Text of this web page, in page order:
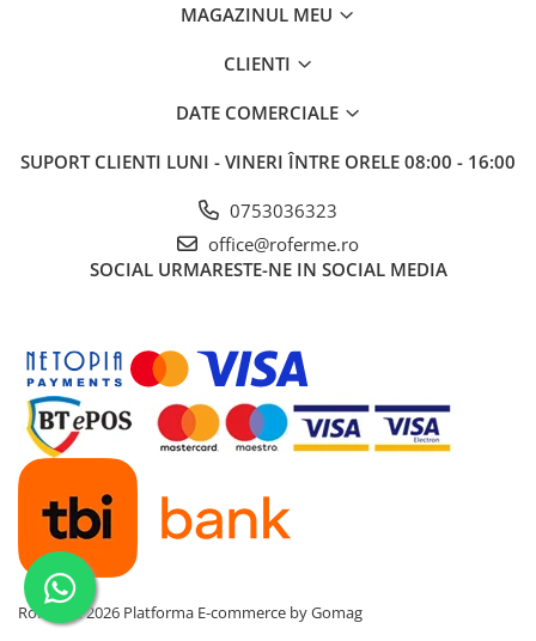
Baterii / Acumulatori
Chingi ancorare 10 tone
Chingi ancorare 5 tone
Intretinere
Spray-uri tehnice, vaseline
Tractare / Carlige auto
Alte animale
Cai
Furaje alte animale
Iepuri
PET
MAGAZINUL MEU
CLIENTI
DATE COMERCIALE
SUPORT CLIENTI LUNI - VINERI ÎNTRE ORELE 08:00 - 16:00
0753036323
office@roferme.ro
SOCIAL URMARESTE-NE IN SOCIAL MEDIA
RoFerme 2026 Platforma E-commerce by Gomag